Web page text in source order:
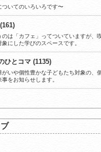
ついてのいろいろです〜
のは「カフェ」ってついていますが、
にした学びのスペースです。
ひとコマ (1135)
いや個性豊かな子どもたち対象の、
をお知らせします。